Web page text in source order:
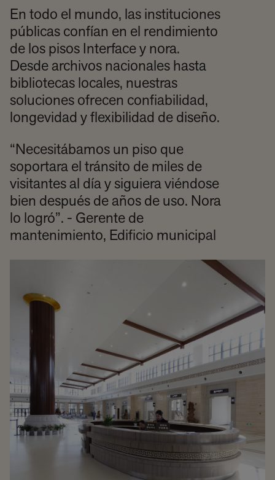
En todo el mundo, las instituciones
públicas confían en el rendimiento
de los pisos Interface y nora.
Desde archivos nacionales hasta
bibliotecas locales, nuestras
soluciones ofrecen confiabilidad,
longevidad y flexibilidad de diseño.
“Necesitábamos un piso que
soportara el tránsito de miles de
visitantes al día y siguiera viéndose
bien después de años de uso. Nora
lo logró”. - Gerente de
mantenimiento, Edificio municipal